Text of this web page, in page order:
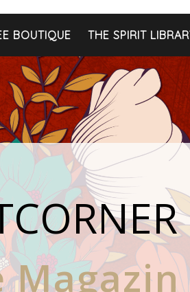
BOUTIQUE THE SPIRIT
Magazin